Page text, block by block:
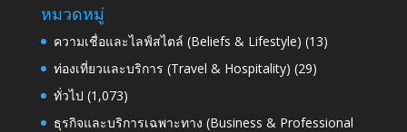
หมวดหมู่
ความเชื่อและไลฟ์สไตล์ (Beliefs & Lifestyle) (13)
ท่องเที่ยวและบริการ (Travel & Hospitality) (29)
ทั่วไป (1,073)
ธุรกิจและบริการเฉพาะทาง (Business & Professional